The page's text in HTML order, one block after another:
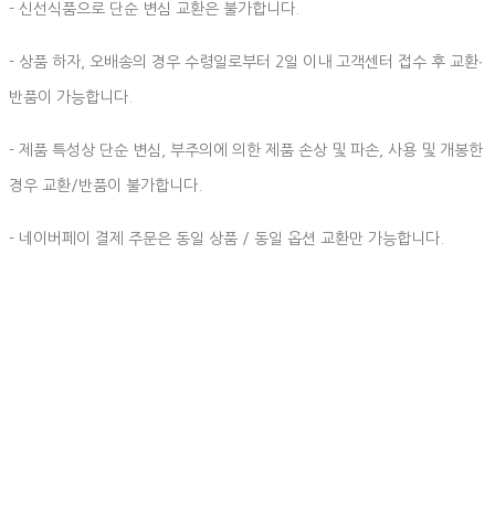
- 신선식품으로 단순 변심 교환은 불가합니다.
- 상품 하자, 오배송의 경우 수령일로부터 2일 이내 고객센터 접수 후 교환∙
반품이 가능합니다.
- 제품 특성상 단순 변심, 부주의에 의한 제품 손상 및 파손, 사용 및 개봉한
경우 교환/반품이 불가합니다.
- 네이버페이 결제 주문은 동일 상품 / 동일 옵션 교환만 가능합니다.